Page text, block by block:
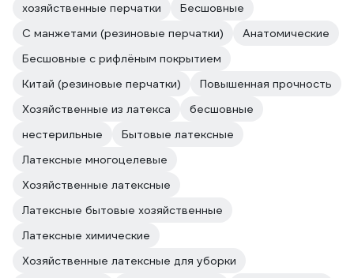
хозяйственные перчатки
Бесшовные
С манжетами (резиновые перчатки)
Анатомические
Бесшовные с рифлёным покрытием
Китай (резиновые перчатки)
Повышенная прочность
Хозяйственные из латекса
бесшовные
нестерильные
Бытовые латексные
Латексные многоцелевые
Хозяйственные латексные
Латексные бытовые хозяйственные
Латексные химические
Хозяйственные латексные для уборки